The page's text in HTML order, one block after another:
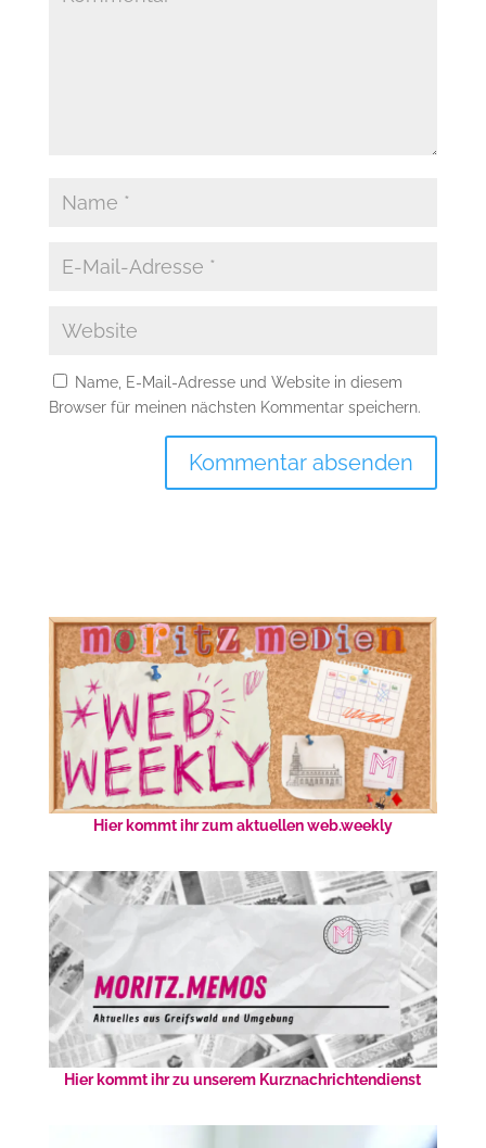
Name, E-Mail-Adresse und Website in diesem
Browser für meinen nächsten Kommentar speichern.
Hier kommt ihr zum aktuellen web.weekly
Hier kommt ihr zu unserem Kurznachrichtendienst